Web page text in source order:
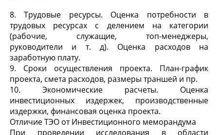
8. Трудовые ресурсы. Оценка потребности в
трудовых ресурсах с делением на категории
(рабочие, служащие, топ-менеджеры,
руководители и т. д). Оценка расходов на
заработную плату.
9. Сроки осуществления проекта. План-график
проекта, смета расходов, размеры траншей и пр.
10. Экономические расчеты. Оценка
инвестиционных издержек, производственные
издержки, финансовая оценка проекта.
Отличие ТЭО от Инвестиционного меморандума
При проведении исследования в области